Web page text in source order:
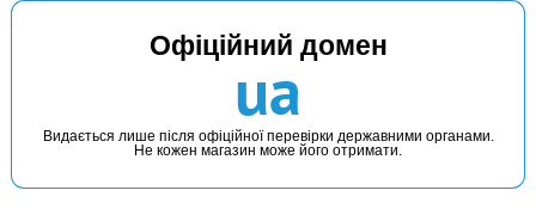
Офіційний домен
ua
Видається лише після офіційної перевірки державними органами.
Не кожен магазин може його отримати.